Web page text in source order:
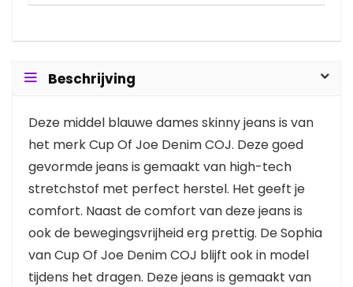
Beschrijving
Deze middel blauwe dames skinny jeans is van
het merk Cup Of Joe Denim COJ. Deze goed
gevormde jeans is gemaakt van high-tech
stretchstof met perfect herstel. Het geeft je
comfort. Naast de comfort van deze jeans is
ook de bewegingsvrijheid erg prettig. De Sophia
van Cup Of Joe Denim COJ blijft ook in model
tijdens het dragen. Deze jeans is gemaakt van